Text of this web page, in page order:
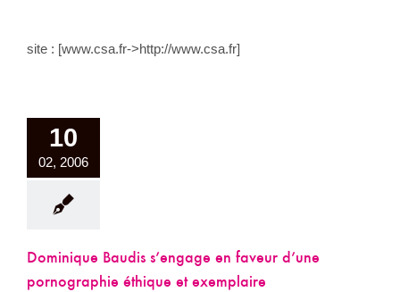
site : [www.csa.fr->http://www.csa.fr]
10
02, 2006
Dominique Baudis s’engage en faveur d’une
pornographie éthique et exemplaire